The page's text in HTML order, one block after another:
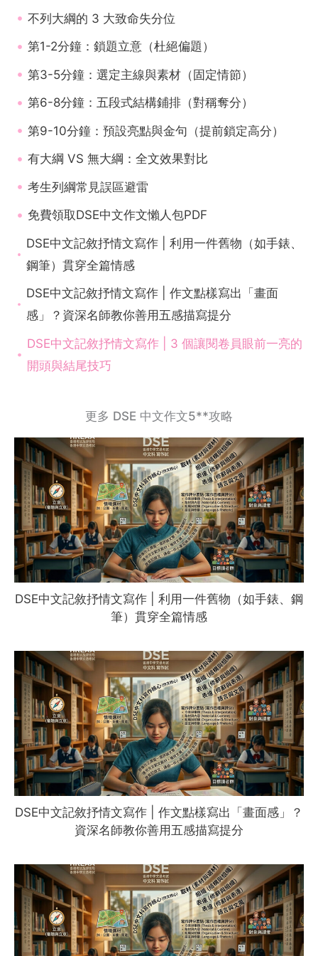
不列大綱的 3 大致命失分位
第1-2分鐘：鎖題立意（杜絕偏題）
第3-5分鐘：選定主線與素材（固定情節）
第6-8分鐘：五段式結構鋪排（對稱奪分）
第9-10分鐘：預設亮點與金句（提前鎖定高分）
有大綱 VS 無大綱：全文效果對比
考生列綱常見誤區避雷
免費領取DSE中文作文懶人包PDF
DSE中文記敘抒情文寫作 | 利用一件舊物（如手錶、
鋼筆）貫穿全篇情感
DSE中文記敘抒情文寫作 | 作文點樣寫出「畫面
感」？資深名師教你善用五感描寫提分
DSE中文記敘抒情文寫作 | 3 個讓閱卷員眼前一亮的
開頭與結尾技巧
更多 DSE 中文作文5**攻略
DSE中文記敘抒情文寫作 | 利用一件舊物（如手錶、鋼
筆）貫穿全篇情感
DSE中文記敘抒情文寫作 | 作文點樣寫出「畫面感」？
資深名師教你善用五感描寫提分